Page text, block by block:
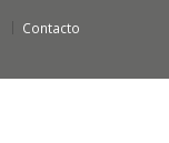
Contacto